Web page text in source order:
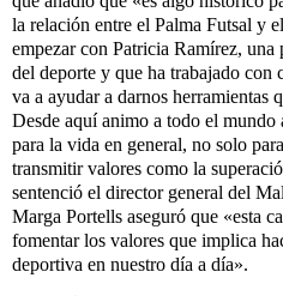
la relación entre el Palma Futsal y
empezar con Patricia Ramírez,
del deporte y que ha trabajado con
va a ayudar a darnos herramientas
Desde aquí animo a todo el
para la vida en general, no solo
transmitir valores como la
sentenció el director general del
Marga Portells aseguró que «esta
fomentar los valores que implica
deportiva en nuestro día a día».